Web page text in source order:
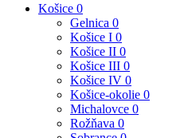
Košice 0
Gelnica 0
Košice I 0
Košice II 0
Košice III 0
Košice IV 0
Košice-okolie 0
Michalovce 0
Rožňava 0